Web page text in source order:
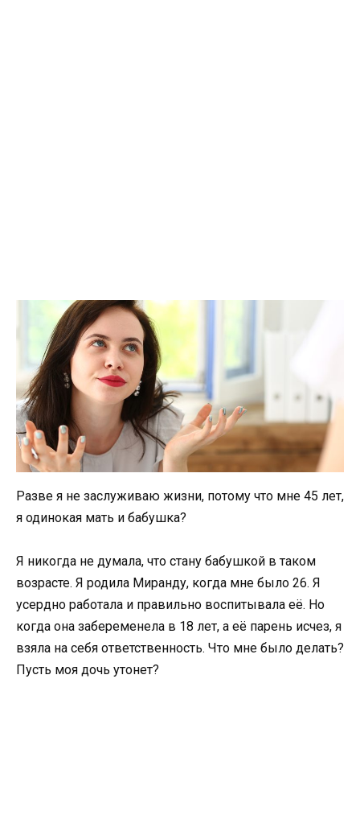
Разве я не заслуживаю жизни, потому что мне 45 лет,
я одинокая мать и бабушка?
Я никогда не думала, что стану бабушкой в таком
возрасте. Я родила Миранду, когда мне было 26. Я
усердно работала и правильно воспитывала её. Но
когда она забеременела в 18 лет, а её парень исчез, я
взяла на себя ответственность. Что мне было делать?
Пусть моя дочь утонет?